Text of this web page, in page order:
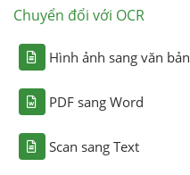
Chuyển đổi với OCR
Hình ảnh sang văn bản
PDF sang Word
Scan sang Text